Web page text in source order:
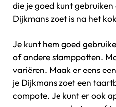
die je goed kunt
Dijkmans zoet is na het
Je kunt hem goed
of andere stamppotten.
variëren. Maak er eens
je Dijkmans zoet een
compote. Je kunt er ook